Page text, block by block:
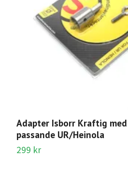
Adapter Isborr Kraftig med
passande UR/Heinola
299 kr